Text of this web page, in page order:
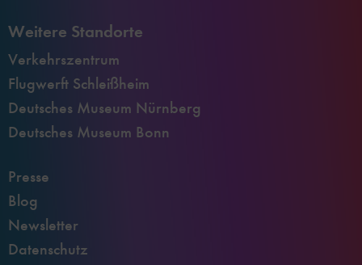
Weitere Standorte
Verkehrszentrum
Flugwerft Schleißheim
Deutsches Museum Nürnberg
Deutsches Museum Bonn
Presse
Blog
Newsletter
Datenschutz